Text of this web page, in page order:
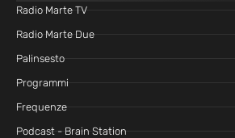
Radio Marte TV
Radio Marte Due
Palinsesto
Programmi
Frequenze
Podcast - Brain Station